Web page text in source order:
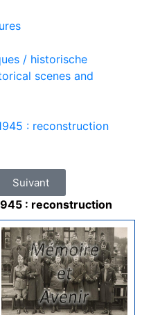
/ historische
scenes and
: reconstruction
Suivant
: reconstruction